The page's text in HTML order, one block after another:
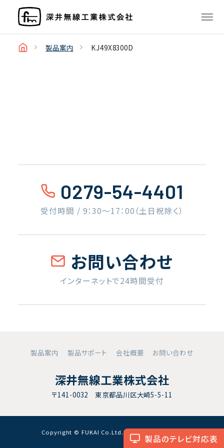
製品のテレビ対応表
製品案内 KJ49X8300D
0279-54-4401
受付時間 / 9：30〜17：00（土日祝除く）
お問い合わせ
インターネットで24時間受付
製品案内 製品サポート 会社概要 お問い合わせ
深井無線工業株式会社
〒141-0032 東京都品川区大崎5-5-11
Copyright © FUKAI Co.Ltd. All RightsReserved.